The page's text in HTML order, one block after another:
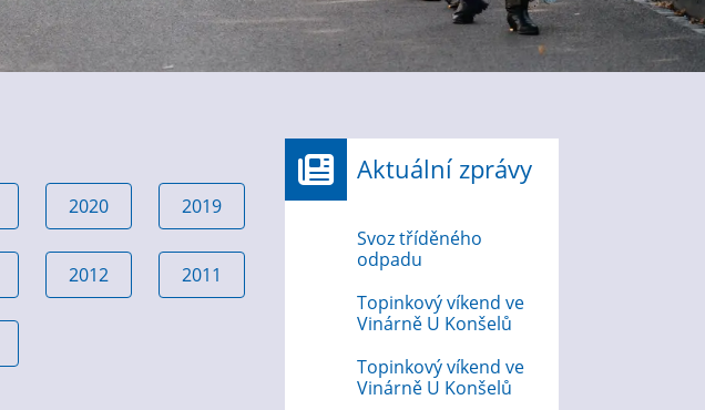
2020 2019
2012 2011
Aktuální zprávy
Svoz tříděného
odpadu
Topinkový víkend ve
Vinárně U Konšelů
Topinkový víkend ve
Vinárně U Konšelů